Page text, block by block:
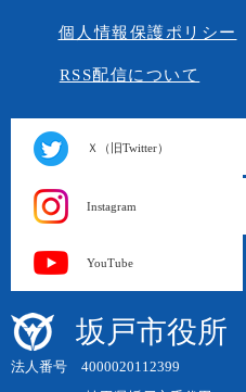
個人情報保護ポリシー
RSS配信について
Ｘ（旧Twitter）
Instagram
YouTube
坂戸市役所
法人番号 4000020112399